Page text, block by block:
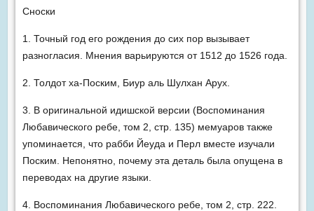
Сноски
1. Точный год его рождения до сих пор вызывает
разногласия. Мнения варьируются от 1512 до 1526 года.
2. Толдот ха-Поским, Биур аль Шулхан Арух.
3. В оригинальной идишской версии (Воспоминания
Любавического ребе, том 2, стр. 135) мемуаров также
упоминается, что рабби Йеуда и Перл вместе изучали
Поским. Непонятно, почему эта деталь была опущена в
переводах на другие языки.
4. Воспоминания Любавического ребе, том 2, стр. 222.